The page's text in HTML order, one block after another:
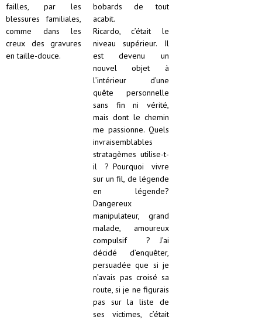
failles, par les
blessures familiales,
comme dans les
creux des gravures
en taille-douce.
bobards de tout
acabit.
Ricardo, c’était le
niveau supérieur. Il
est devenu un
nouvel objet à
l’intérieur d’une
quête personnelle
sans fin ni vérité,
mais dont le chemin
me passionne. Quels
invraisemblables
stratagèmes utilise-t-
il ? Pourquoi vivre
sur un fil, de légende
en légende?
Dangereux
manipulateur, grand
malade, amoureux
compulsif ? J’ai
décidé d’enquêter,
persuadée que si je
n’avais pas croisé sa
route, si je ne figurais
pas sur la liste de
ses victimes, c’était